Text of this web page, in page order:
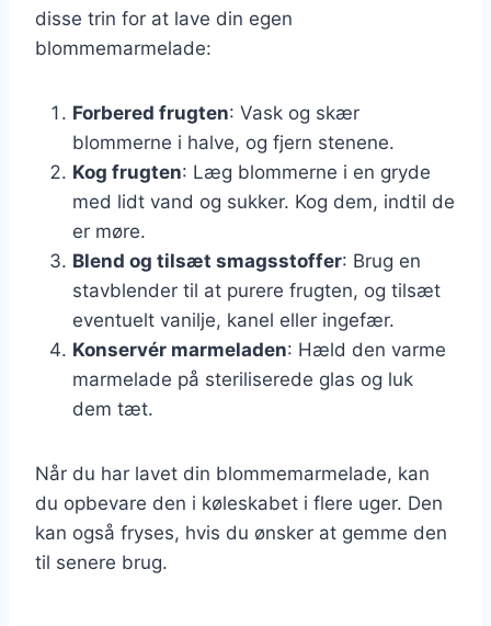
disse trin for at lave din egen
blommemarmelade:
Forbered frugten: Vask og skær
blommerne i halve, og fjern stenene.
Kog frugten: Læg blommerne i en gryde
med lidt vand og sukker. Kog dem, indtil de
er møre.
Blend og tilsæt smagsstoffer: Brug en
stavblender til at purere frugten, og tilsæt
eventuelt vanilje, kanel eller ingefær.
Konservér marmeladen: Hæld den varme
marmelade på steriliserede glas og luk
dem tæt.
Når du har lavet din blommemarmelade, kan
du opbevare den i køleskabet i flere uger. Den
kan også fryses, hvis du ønsker at gemme den
til senere brug.